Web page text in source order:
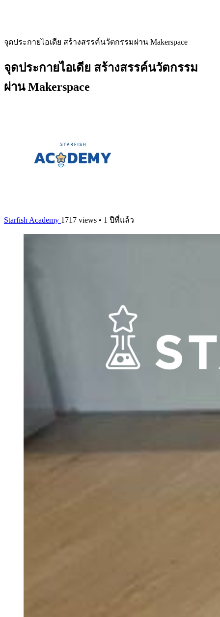
จุดประกายไอเดีย สร้างสรรค์นวัตกรรมผ่าน Makerspace
จุดประกายไอเดีย สร้างสรรค์นวัตกรรม
ผ่าน Makerspace
Starfish Academy 1717 views • 1 ปีที่แล้ว